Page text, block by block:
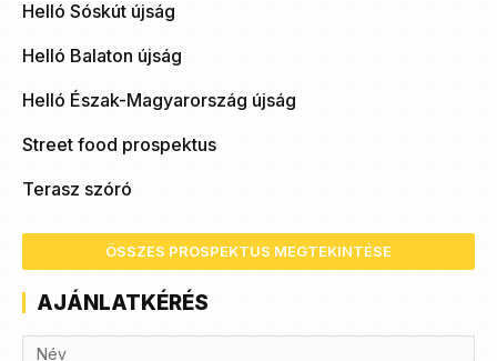
Helló Sóskút újság
Helló Balaton újság
Helló Észak-Magyarország újság
Street food prospektus
Terasz szóró
ÖSSZES PROSPEKTUS MEGTEKINTÉSE
AJÁNLATKÉRÉS